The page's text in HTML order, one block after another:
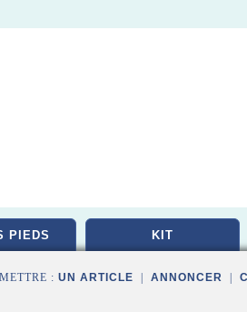
PIEDS KIT
: UN ARTICLE ANNONCER